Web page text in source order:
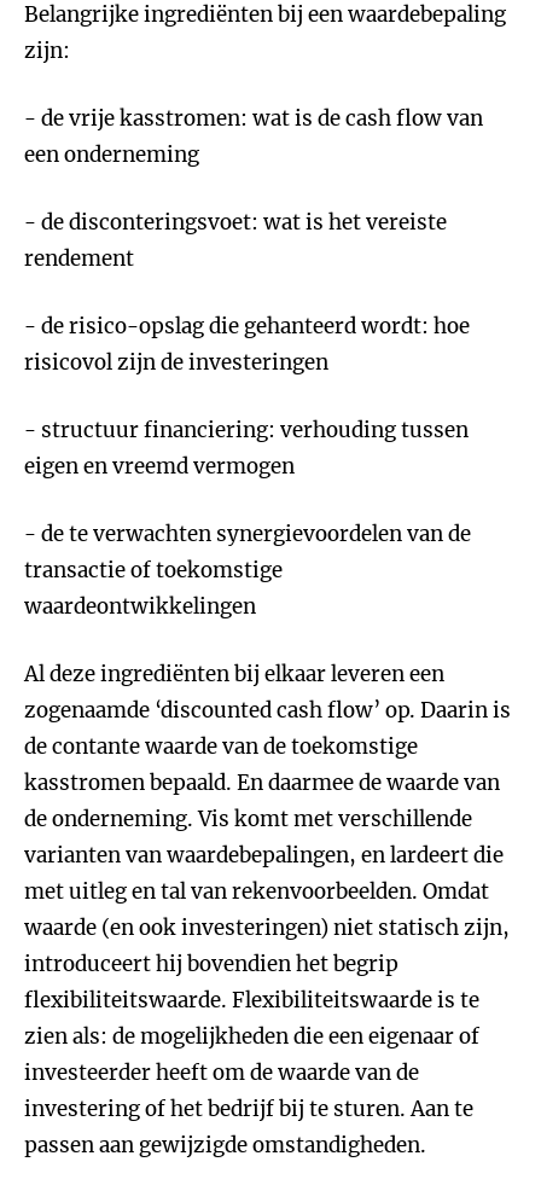
Belangrijke ingrediënten bij een waardebepaling
zijn:
- de vrije kasstromen: wat is de cash flow van
een onderneming
- de disconteringsvoet: wat is het vereiste
rendement
- de risico-opslag die gehanteerd wordt: hoe
risicovol zijn de investeringen
- structuur financiering: verhouding tussen
eigen en vreemd vermogen
- de te verwachten synergievoordelen van de
transactie of toekomstige
waardeontwikkelingen
Al deze ingrediënten bij elkaar leveren een
zogenaamde ‘discounted cash flow’ op. Daarin is
de contante waarde van de toekomstige
kasstromen bepaald. En daarmee de waarde van
de onderneming. Vis komt met verschillende
varianten van waardebepalingen, en lardeert die
met uitleg en tal van rekenvoorbeelden. Omdat
waarde (en ook investeringen) niet statisch zijn,
introduceert hij bovendien het begrip
flexibiliteitswaarde. Flexibiliteitswaarde is te
zien als: de mogelijkheden die een eigenaar of
investeerder heeft om de waarde van de
investering of het bedrijf bij te sturen. Aan te
passen aan gewijzigde omstandigheden.